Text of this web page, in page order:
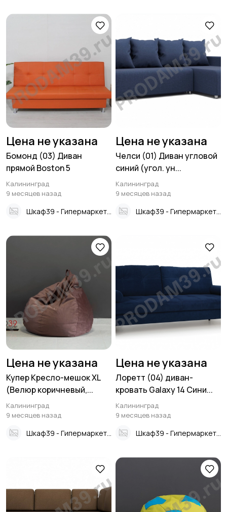
Цена не указана
Бомонд (03) Диван
прямой Boston 5
Калининград
9 месяцев назад
Цена не указана
Челси (01) Диван угловой
синий (угол. ун...
Калининград
9 месяцев назад
Цена не указана
Купер Кресло-мешок XL
(Велюр коричневый,...
Калининград
9 месяцев назад
Цена не указана
Лоретт (04) диван-
кровать Galaxy 14 Сини...
Калининград
9 месяцев назад